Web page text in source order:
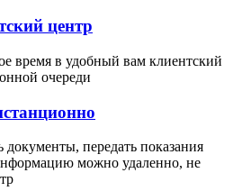
центр
время в удобный вам клиентский
очереди
документы, передать показания
можно удаленно, не